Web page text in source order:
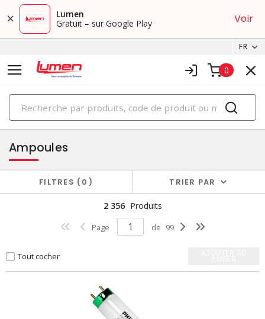
Lumen
Gratuit – sur Google Play
Voir
FR
0
PRODUITS
éclairage
Ampoules
FILTRES 0 TRIER PAR
2 356 Produits
Page de 99
Tout cocher